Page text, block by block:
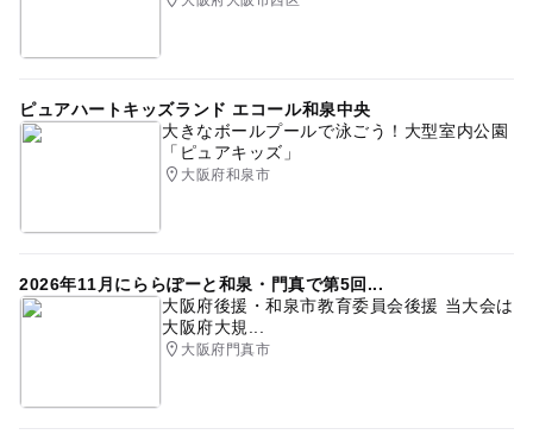
ピュアハートキッズランド エコール和泉中央
大きなボールプールで泳ごう！大型室内公園
「ピュアキッズ」
大阪府和泉市
2026年11月にららぽーと和泉・門真で第5回...
大阪府後援・和泉市教育委員会後援 当大会は
大阪府大規...
大阪府門真市